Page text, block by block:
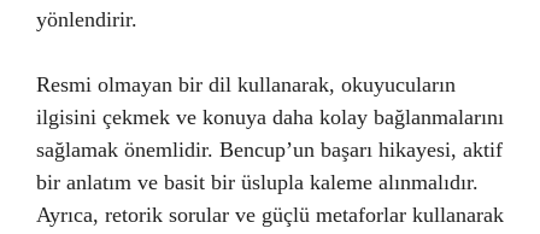
yönlendirir.
Resmi olmayan bir dil kullanarak, okuyucuların
ilgisini çekmek ve konuya daha kolay bağlanmalarını
sağlamak önemlidir. Bencup’un başarı hikayesi, aktif
bir anlatım ve basit bir üslupla kaleme alınmalıdır.
Ayrıca, retorik sorular ve güçlü metaforlar kullanarak